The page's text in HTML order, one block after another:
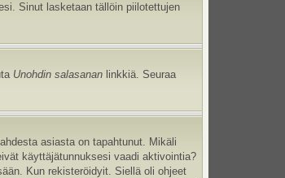
Sinut lasketaan tällöin piilotettujen
Unohdin salasanan linkkiä. Seuraa
asiasta on tapahtunut. Mikäli
käyttäjätunnuksesi vaadi aktivointia?
Kun rekisteröidyit. Siellä oli ohjeet